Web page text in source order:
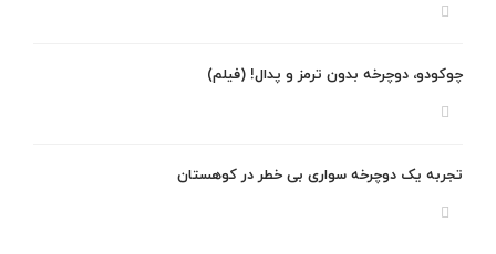
چوکودو، دوچرخه بدون ترمز و پدال! (فیلم)
تجربه یک دوچرخه سواری بی خطر در کوهستان